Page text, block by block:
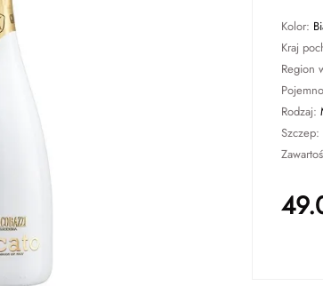
Kolor:
Kraj
Region
Rodzaj:
Szczep: